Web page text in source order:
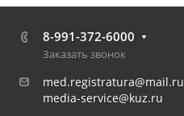
8-991-372-6000
Заказать звонок
med.registratura@mail.ru
media-service@kuz.ru